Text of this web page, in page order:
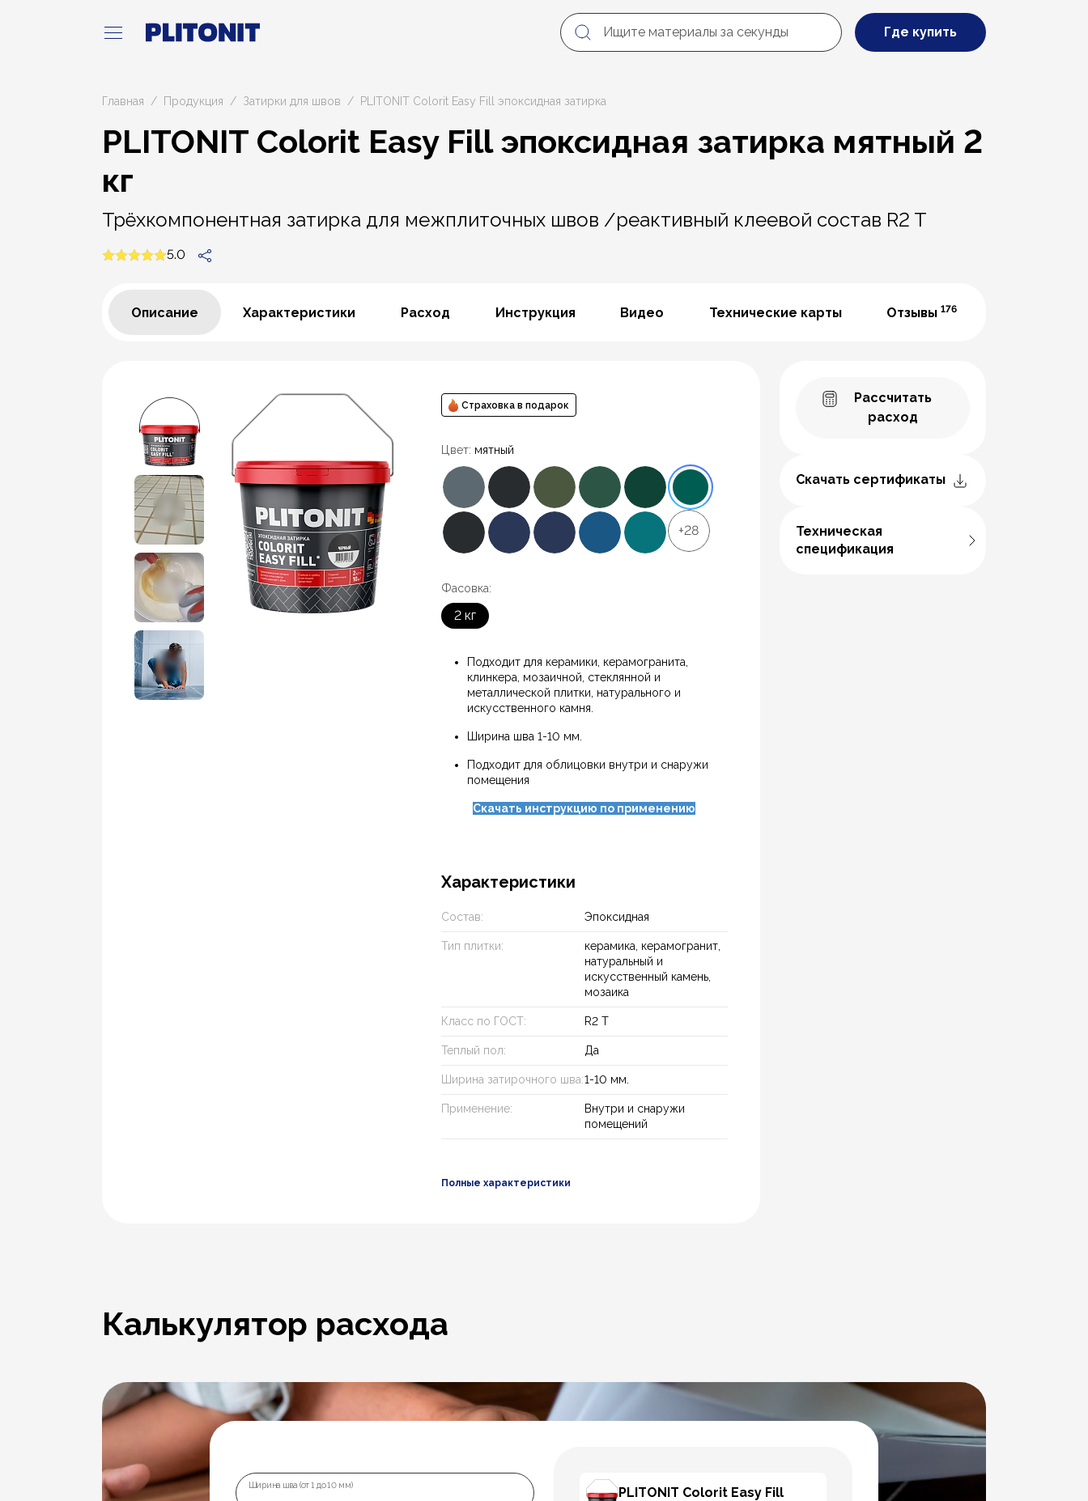
Где купить
Главная Продукция Затирки для швов PLITONIT Colorit Easy Fill эпоксидная затирка
PLITONIT Colorit Easy Fill эпоксидная затирка мятный 2
кг
Трёхкомпонентная затирка для межплиточных швов /реактивный клеевой состав R2 T
5.0
Описание Характеристики Расход Инструкция Видео Технические карты Отзывы176
Страховка в подарок
Цвет: мятный
+28
Фасовка:
2 кг
Подходит для керамики, керамогранита,
клинкера, мозаичной, стеклянной и
металлической плитки, натурального и
искусственного камня.
Ширина шва 1-10 мм.
Подходит для облицовки внутри и снаружи
помещения
Скачать инструкцию по применению
Характеристики
Состав: Эпоксидная
Тип плитки:
керамика, керамогранит,
натуральный и
искусственный камень,
мозаика
Класс по ГОСТ: R2 T
Теплый пол: Да
Ширина затирочного шва:1-10 мм.
Применение:
Внутри и снаружи
помещений
Полные характеристики
Рассчитать
расход
Скачать сертификаты
Техническая
спецификация
Калькулятор расхода
Ширина шва (от 1 до 10 мм)
PLITONIT Colorit Easy Fill